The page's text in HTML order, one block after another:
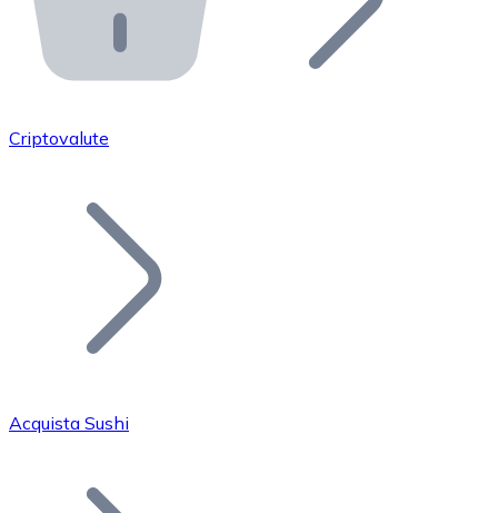
API Bitnovo
Integra la nostra API nel tuo ecosistema.
Unisciti alla nostra rete di rivenditori e
Aggiungi il token del tuo progetto al nostro servizio di
Bitcoin
Criptovalute
Acquista Sushi